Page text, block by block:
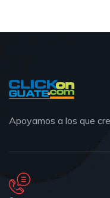
Apoyamos a los que